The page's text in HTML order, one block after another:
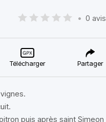
• 0 avis
Télécharger Partager
puis après saint Simeon